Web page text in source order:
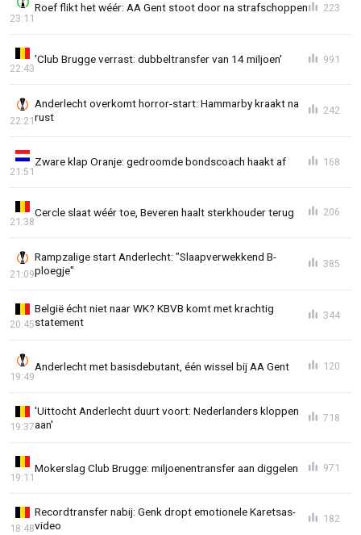
Roef flikt het wéér: AA Gent stoot door na strafschoppen
23:11
223
'Club Brugge verrast: dubbeltransfer van 14 miljoen'
22:43
991
Anderlecht overkomt horror-start: Hammarby kraakt na
rust
22:21
242
Zware klap Oranje: gedroomde bondscoach haakt af
21:51
168
Cercle slaat wéér toe, Beveren haalt sterkhouder terug
21:38
206
Rampzalige start Anderlecht: "Slaapverwekkend B-
ploegje"
21:09
385
België écht niet naar WK? KBVB komt met krachtig
statement
20:45
344
Anderlecht met basisdebutant, één wissel bij AA Gent
19:49
120
'Uittocht Anderlecht duurt voort: Nederlanders kloppen
aan'
19:37
718
Mokerslag Club Brugge: miljoenentransfer aan diggelen
19:11
971
Recordtransfer nabij: Genk dropt emotionele Karetsas-
video
18:48
182